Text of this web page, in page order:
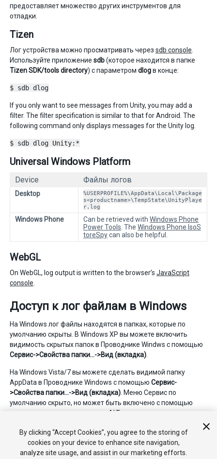
предоставляет множество других инструментов для
отладки.
Tizen
Лог устройства можно просматривать через sdb console
Используйте приложение sdb(которое находится в папке
Tizen SDK/tools directory) с параметром dlogв конце:
$ sdb dlog
If you only want to see messages from Unity, you may add a
filter. The filter specification is similar to that for Android. The
following command only displays messages for the Unity log.
$ sdb dlog Unity:*
Universal Windows Platform
Device Файлы логов
Desktop
%USERPROFILE%\AppData\Local\Package
s<productname>\TempState\UnityPlaye
r.log
Windows Phone Can be retrieved with Windows Phone
Power Tools . The Windows Phone IsoS
toreSpycan also be helpful.
WebGL
On WebGL, log output is written to the browser’s JavaScript
console
Доступ к лог файлам в Windows
На Windows лог файлы находятся в папках, которые по
умолчанию скрыты. В Windows XP вы можете включить
видимость скрытых папок в Проводнике Windws с помощью
Сервис->Свойства папки…->Вид (вкладка)
На Windows Vista/7 вы можете сделать видимой папку
AppData в Проводнике Windows с помощью Сервис-
>Свойства папки…->Вид (вкладка) . Меню Сервис по
умолчанию скрыто, но может быть включено с помощью
одиночного нажатия клавиши ALT.
• 2017–05–16 Page amended with noeditorial review
By clicking “Accept Cookies”, you agree to the storing of
cookies on your device to enhance site navigation,
analyze site usage, and assist in our marketing efforts.